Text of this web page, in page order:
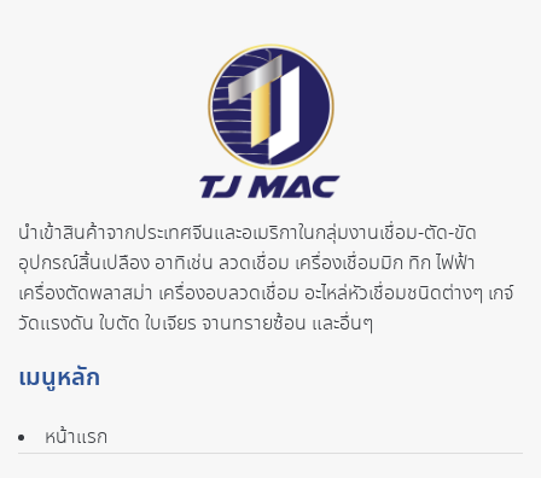
นำเข้าสินค้าจากประเทศจีนและอเมริกาในกลุ่มงานเชื่อม-ตัด-ขัด
อุปกรณ์สิ้นเปลือง อาทิเช่น ลวดเชื่อม เครื่องเชื่อมมิก ทิก ไฟฟ้า
เครื่องตัดพลาสม่า เครื่องอบลวดเชื่อม อะไหล่หัวเชื่อมชนิดต่างๆ เกจ์
วัดแรงดัน ใบตัด ใบเจียร จานทรายซ้อน และอื่นๆ
เมนูหลัก
หน้าแรก